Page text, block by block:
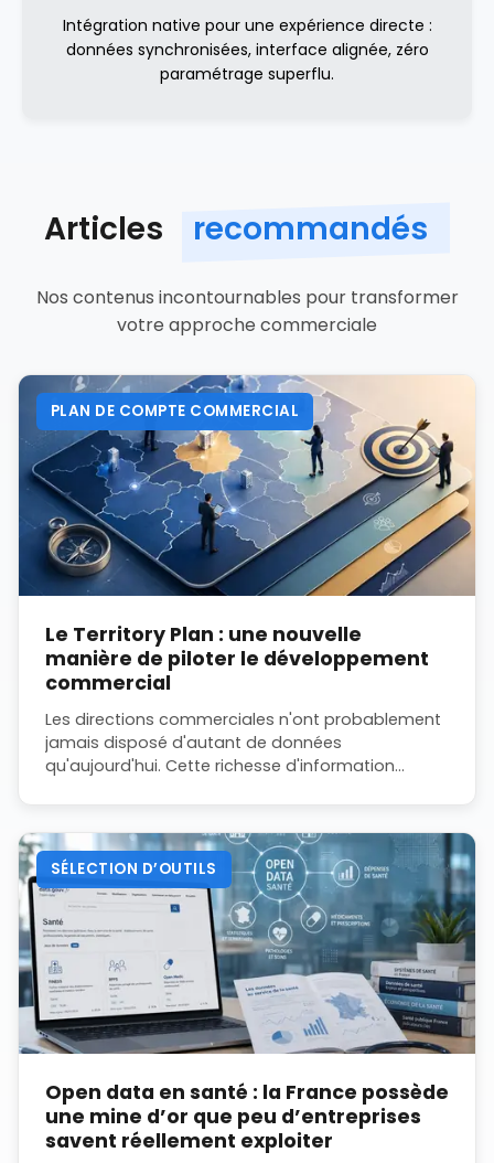
Intégration native pour une expérience directe :
données synchronisées, interface alignée, zéro
paramétrage superflu.
Articles recommandés
Nos contenus incontournables pour transformer
votre approche commerciale
PLAN DE COMPTE COMMERCIAL
Le Territory Plan : une nouvelle
manière de piloter le développement
commercial
Les directions commerciales n'ont probablement
jamais disposé d'autant de données
qu'aujourd'hui. Cette richesse d'information
quel est notre plan pour développer notre
territoire commercial ?
SÉLECTION D’OUTILS
Open data en santé : la France possède
une mine d’or que peu d’entreprises
savent réellement exploiter